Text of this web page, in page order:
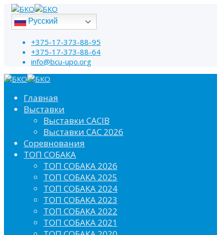
Русский
+375-17-373-88-95
+375-17-373-88-64
info@bcu-upo.org
Главная
Выставки
Выставки CACIB
Выставки САС 2026
Соревнования
ТОП СОБАКА
ТОП СОБАКА 2026
ТОП СОБАКА 2025
ТОП СОБАКА 2024
ТОП СОБАКА 2023
ТОП СОБАКА 2022
ТОП СОБАКА 2021